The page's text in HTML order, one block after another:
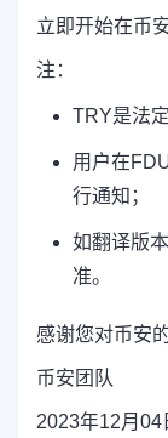
立即开始在币
注：
TRY是法
用户在
行通知；
如翻译版
准。
感谢您对币安
币安团队
2023年12月04